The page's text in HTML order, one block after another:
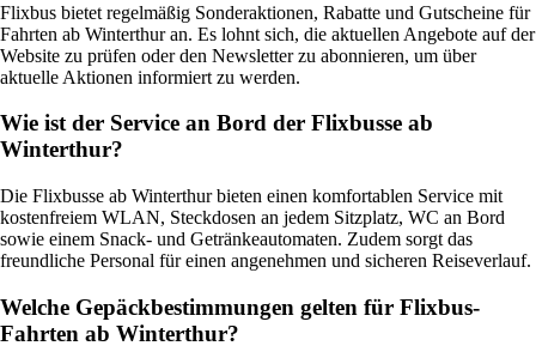
Flixbus bietet regelmäßig Sonderaktionen, Rabatte und Gutscheine für
Fahrten ab Winterthur an. Es lohnt sich, die aktuellen Angebote auf der
Website zu prüfen oder den Newsletter zu abonnieren, um über
aktuelle Aktionen informiert zu werden.
Wie ist der Service an Bord der Flixbusse ab
Winterthur?
Die Flixbusse ab Winterthur bieten einen komfortablen Service mit
kostenfreiem WLAN, Steckdosen an jedem Sitzplatz, WC an Bord
sowie einem Snack- und Getränkeautomaten. Zudem sorgt das
freundliche Personal für einen angenehmen und sicheren Reiseverlauf.
Welche Gepäckbestimmungen gelten für Flixbus-
Fahrten ab Winterthur?